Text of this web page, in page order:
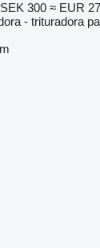
SEK 300 ≈ EUR
- trituradora